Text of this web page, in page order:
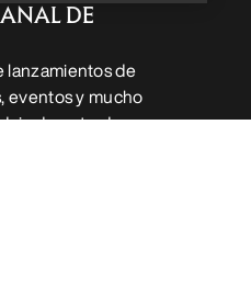
DE
lanzamientos de
eventos y mucho
de entrada.